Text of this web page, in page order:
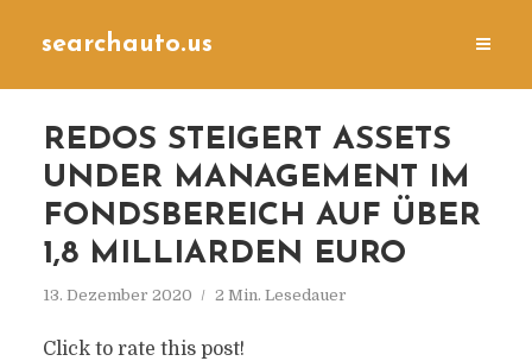
searchauto.us
REDOS STEIGERT ASSETS
UNDER MANAGEMENT IM
FONDSBEREICH AUF ÜBER
1,8 MILLIARDEN EURO
13. Dezember 2020 2 Min. Lesedauer
Click to rate this post!